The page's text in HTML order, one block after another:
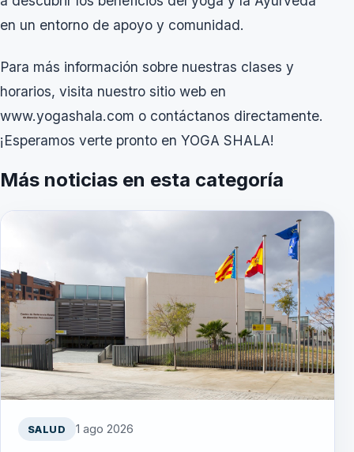
en un entorno de apoyo y comunidad.
Para más información sobre nuestras clases y
horarios, visita nuestro sitio web en
www.yogashala.com o contáctanos directamente.
¡Esperamos verte pronto en YOGA SHALA!
Más noticias en esta categoría
SALUD 1 ago 2026